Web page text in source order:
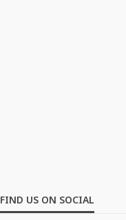
FIND US ON SOCIAL